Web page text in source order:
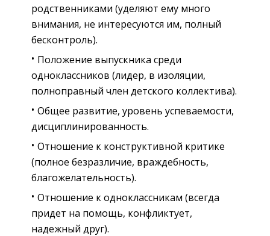
родственниками (уделяют ему много
внимания, не интересуются им, полный
бесконтроль).
Положение выпускника среди
одноклассников (лидер, в изоляции,
полноправный член детского коллектива).
Общее развитие, уровень успеваемости,
дисциплинированность.
Отношение к конструктивной критике
(полное безразличие, враждебность,
благожелательность).
Отношение к одноклассникам (всегда
придет на помощь, конфликтует,
надежный друг).